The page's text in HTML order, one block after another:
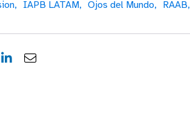
IAPB LATAM, Ojos del Mundo, RAAB,